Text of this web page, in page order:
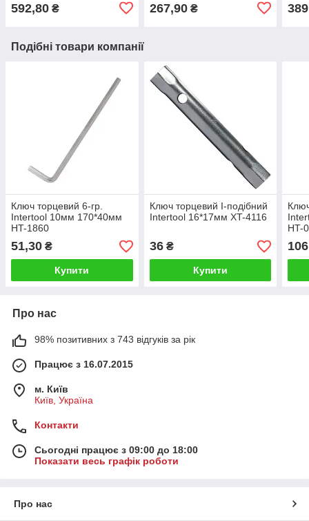
592,80 ₴ 267,90₴
Подібні товари компанії
Ключ торцевий 6-гр.
Intertool 10мм 170*40мм
HT-1860
51,30 ₴
Купити
Ключ торцевий I-подібний
Intertool 16*17мм XT-4116
36₴
Купити
HT-
Про нас
98% позитивних з 743 відгуків за рік
Працює з 16.07.2015
м. Київ
Київ, Україна
Контакти
Сьогодні працює з 09:00 до 18:00
Показати весь графік роботи
Про нас